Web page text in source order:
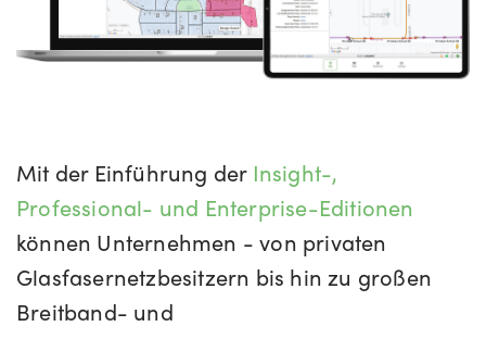
Mit der Einführung der Insight-,
Professional- und Enterprise-Editionen
können Unternehmen - von privaten
Glasfasernetzbesitzern bis hin zu großen
Breitband- und